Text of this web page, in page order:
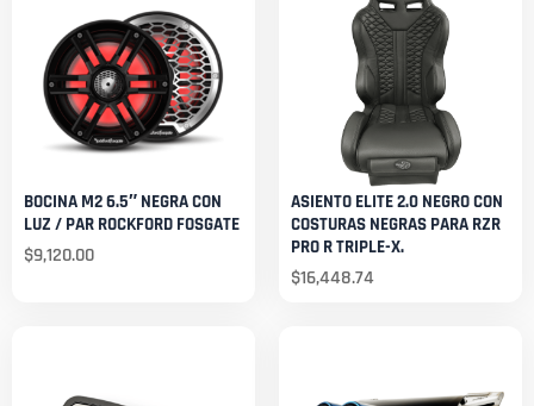
BOCINA M2 6.5″ NEGRA CON
LUZ / PAR ROCKFORD FOSGATE
$9,120.00
ASIENTO ELITE 2.0 NEGRO CON
COSTURAS NEGRAS PARA RZR
PRO R TRIPLE-X.
$16,448.74